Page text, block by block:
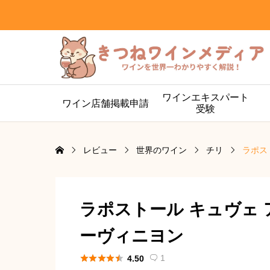
ワイン店舗掲載申請
ワインエキスパート
受験
レビュー 世界のワイン チリ ラポ
ラポストール キュヴェ
ーヴィニヨン
 4.50  1